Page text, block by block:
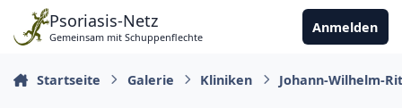
Zu Inhalt springen
Psoriasis-Netz
Gemeinsam mit Schuppenflechte
Anmelden
Startseite Galerie Kliniken Johann-Wilhelm-